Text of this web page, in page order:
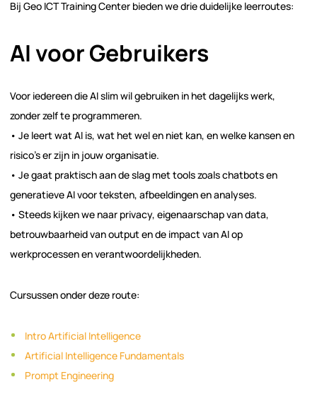
Bij Geo ICT Training Center bieden we drie duidelijke leerroutes:
AI voor Gebruikers
Voor iedereen die AI slim wil gebruiken in het dagelijks werk,
zonder zelf te programmeren.
• Je leert wat AI is, wat het wel en niet kan, en welke kansen en
risico’s er zijn in jouw organisatie.
• Je gaat praktisch aan de slag met tools zoals chatbots en
generatieve AI voor teksten, afbeeldingen en analyses.
• Steeds kijken we naar privacy, eigenaarschap van data,
betrouwbaarheid van output en de impact van AI op
werkprocessen en verantwoordelijkheden.
Cursussen onder deze route:
Intro Artificial Intelligence
Artificial Intelligence Fundamentals
Prompt Engineering